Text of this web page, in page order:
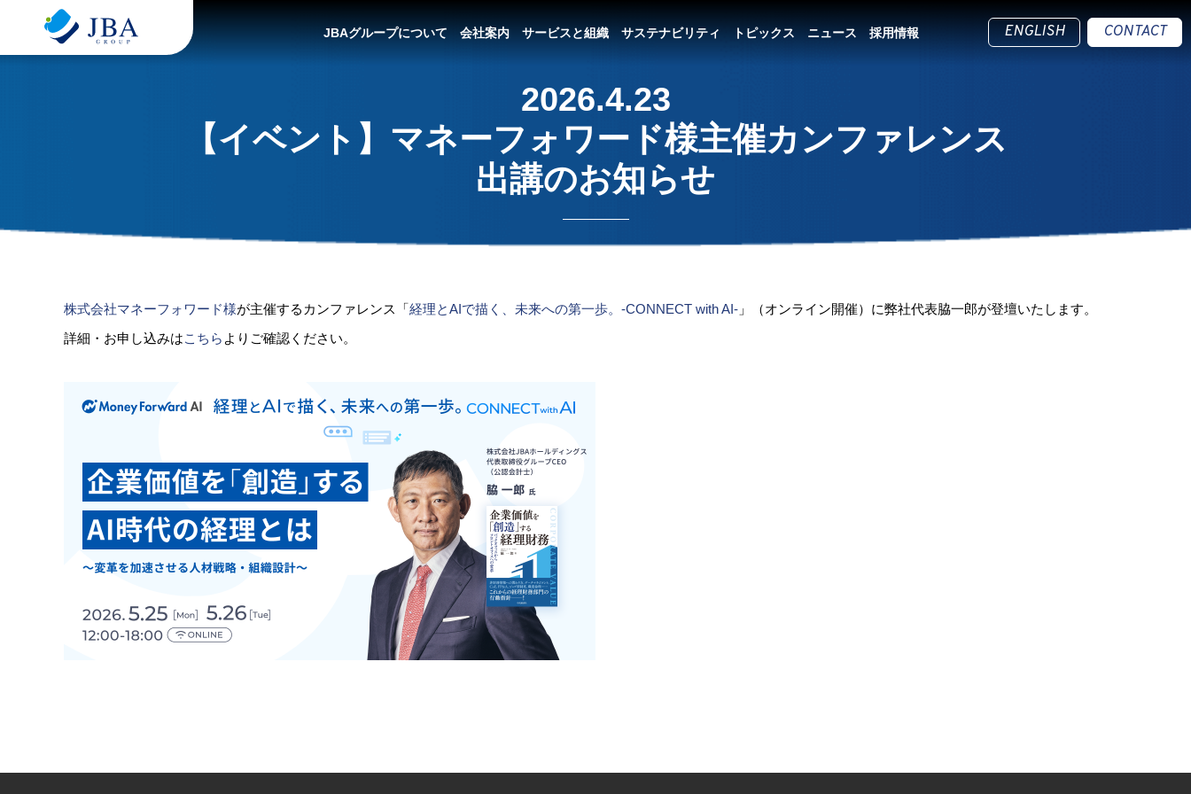
JBAグループについて 会社案内 サービスと組織 サステナビリティ トピックス ニュース 採用情報 ENGLISH CONTACT
2026.4.23
【イベント】マネーフォワード様主催カンファレンス
出講のお知らせ
株式会社マネーフォワード様が主催するカンファレンス「経理とAIで描く、未来への第一歩。-CONNECT with AI- 」（オンライン開催）に弊社代表脇一郎が登壇いたします。
詳細・お申し込みはこちら よりご確認ください。